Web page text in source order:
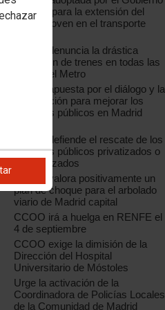
regional para la extensión del
Abono Joven en el transporte
CCOO denuncia la drástica
reducción de trenes en todas las
líneas del Metro
CCOO apuesta por el diálogo y la
negociación para mejorar los
servicios públicos en Madrid
CCOO defiende el rescate de los
servicios públicos privatizados o
externalizados
CCOO valora positivamente un
plan de choque para el arbolado
viario de Madrid capital
CCOO irá a huelga en RENFE el
4 de septiembre
CCOO exige la dimisión de la
Dirección del Hospital
Universitario de Móstoles
Urge la activación de la
Coordinadora de Policías Locales
de la Comunidad de Madrid